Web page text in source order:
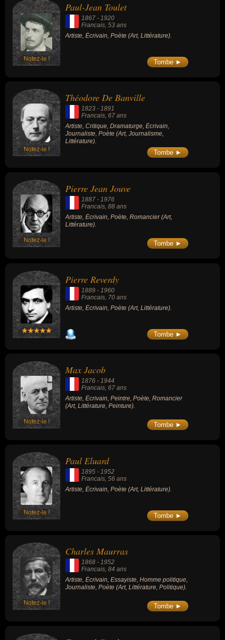
Notez-le !
Paul-Jean Toulet
1867 - 1920
Francais, 53 ans
Artiste, Écrivain, Poète (Art, Littérature).
Tombe ►
Notez-le !
Théodore De Banville
1823 - 1891
Francais, 67 ans
Artiste, Critique, Dramaturge, Écrivain,
Journaliste, Poète (Art, Journalisme,
Littérature).
Tombe ►
Notez-le !
Pierre Jean Jouve
1887 - 1976
Francais, 88 ans
Artiste, Écrivain, Poète, Romancier (Art,
Littérature).
Tombe ►
Pierre Reverdy
1889 - 1960
Francais , 70 ans
Artiste, Écrivain, Poète (Art, Littérature).
Tombe ►
Notez-le !
Max Jacob
1876 - 1944
Francais, 67 ans
Artiste, Écrivain, Peintre, Poète, Romancier
(Art, Littérature, Peinture).
Tombe ►
Notez-le !
Paul Eluard
1895 - 1952
Francais , 56 ans
Artiste, Écrivain, Poète (Art, Littérature).
Tombe ►
Notez-le !
Charles Maurras
1868 - 1952
Francais, 84 ans
Artiste, Écrivain, Essayiste, Homme politique,
Journaliste, Poète (Art, Littérature, Politique).
Tombe ►